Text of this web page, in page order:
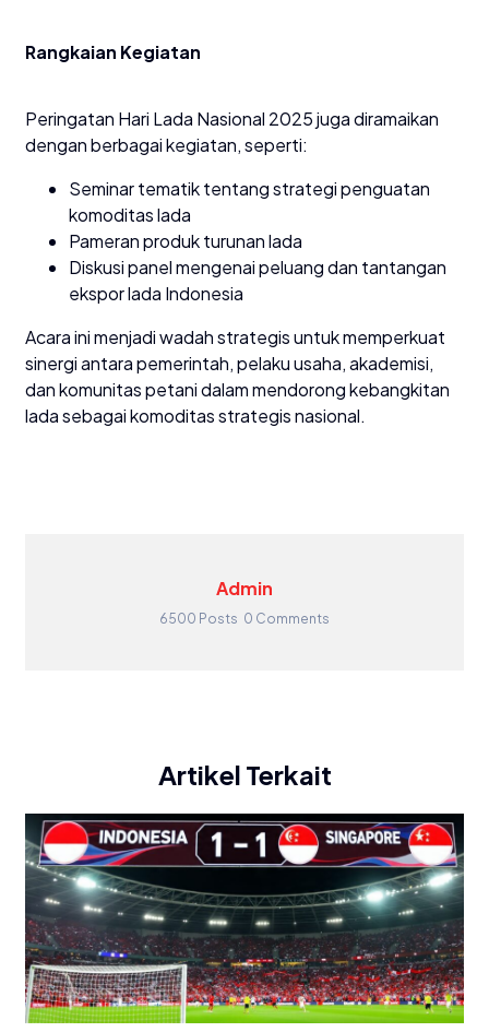
Rangkaian Kegiatan
Peringatan Hari Lada Nasional 2025 juga diramaikan
dengan berbagai kegiatan, seperti:
Seminar tematik tentang strategi penguatan
komoditas lada
Pameran produk turunan lada
Diskusi panel mengenai peluang dan tantangan
ekspor lada Indonesia
Acara ini menjadi wadah strategis untuk memperkuat
sinergi antara pemerintah, pelaku usaha, akademisi,
dan komunitas petani dalam mendorong kebangkitan
lada sebagai komoditas strategis nasional.
Admin
6500 Posts 0 Comments
Artikel Terkait